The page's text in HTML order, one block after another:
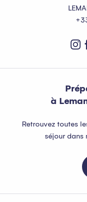
à
Retrouvez toutes
séjour dans